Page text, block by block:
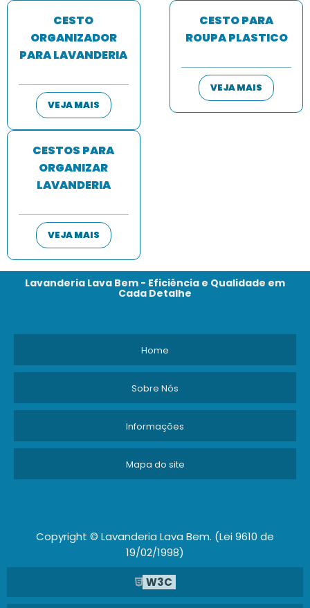
CESTO
ORGANIZADOR
PARA LAVANDERIA
VEJA MAIS
CESTO PARA
ROUPA PLASTICO
VEJA MAIS
CESTOS PARA
ORGANIZAR
LAVANDERIA
VEJA MAIS
Lavanderia Lava Bem - Eficiência e Qualidade em
Cada Detalhe
Home
Sobre Nós
Informações
Mapa do site
Copyright © Lavanderia Lava Bem. (Lei 9610 de
19/02/1998)
W3C